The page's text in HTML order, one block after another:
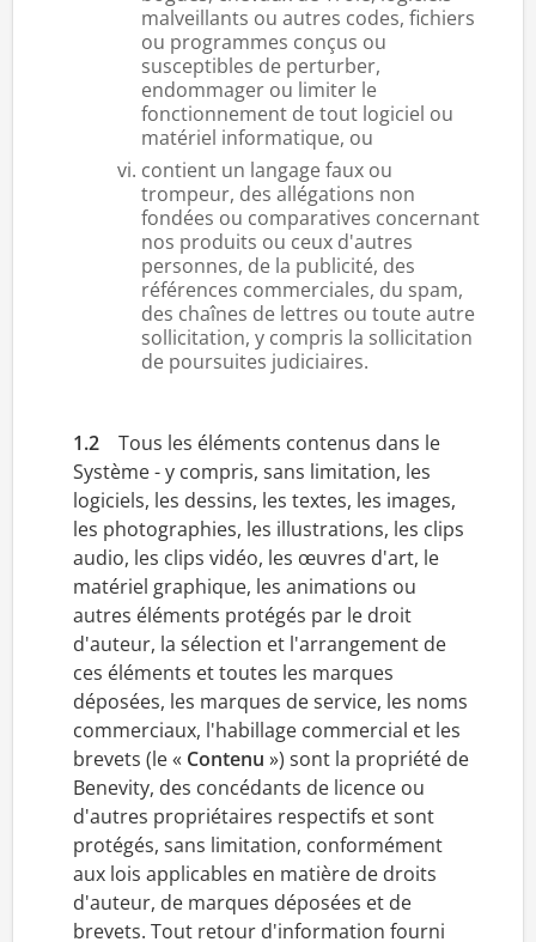
malveillants ou autres codes, fichiers
ou programmes conçus ou
susceptibles de perturber,
endommager ou limiter le
fonctionnement de tout logiciel ou
matériel informatique, ou
contient un langage faux ou
trompeur, des allégations non
fondées ou comparatives concernant
nos produits ou ceux d'autres
personnes, de la publicité, des
références commerciales, du spam,
des chaînes de lettres ou toute autre
sollicitation, y compris la sollicitation
de poursuites judiciaires.
1.2Tous les éléments contenus dans le
Système - y compris, sans limitation, les
logiciels, les dessins, les textes, les images,
les photographies, les illustrations, les clips
audio, les clips vidéo, les œuvres d'art, le
matériel graphique, les animations ou
autres éléments protégés par le droit
d'auteur, la sélection et l'arrangement de
ces éléments et toutes les marques
déposées, les marques de service, les noms
commerciaux, l'habillage commercial et les
brevets (le « Contenu ») sont la propriété de
Benevity, des concédants de licence ou
d'autres propriétaires respectifs et sont
protégés, sans limitation, conformément
aux lois applicables en matière de droits
d'auteur, de marques déposées et de
brevets. Tout retour d'information fourni